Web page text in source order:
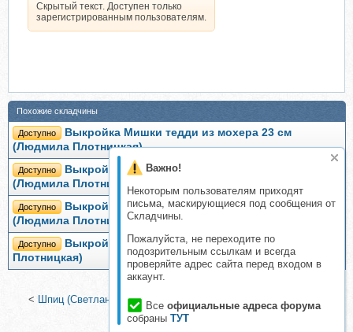
Важно!
Некоторым пользователям приходят
письма, маскирующиеся под сообщения от
Складчины.
Пожалуйста, не переходите по
подозрительным ссылкам и всегда
проверяйте адрес сайта перед входом в
аккаунт.
Все официальные адреса форума
собраны ТУТ
Скрытый текст. Доступен только
зарегистрированным пользователям.
Похожие складчины
Доступно
Выкройка Мишки тедди из мохера 23 см
(Людмила Плотницкая)
Доступно
Выкройка тедди Мышка 17 см + комбинезон
(Людмила Плотницкая)
Доступно
Выкройка тедди Лиса 24 см в жакете и штанах
(Людмила Плотницкая)
Доступно
Выкройка мишки тедди Панда 9 см (Людмила
Плотницкая)
< Шпиц (Светлана Гуменникова)
Мой любимый Теддик, 2013
(Ирина Старкова)>